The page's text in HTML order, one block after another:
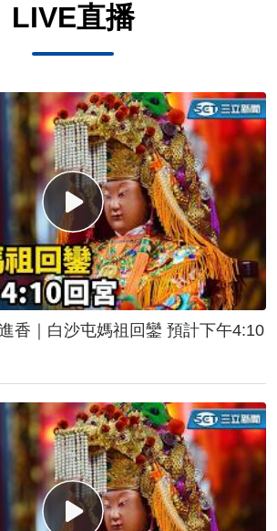
LIVE直播
沙屯媽祖回鑾 預計下午4:10